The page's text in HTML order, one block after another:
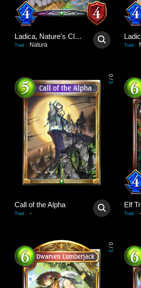
Ladica, Nature's Claws
Trait : Natura Trait :
0
/
3
Call of the Alpha
Trait : -
Elf
Trait : -
0
/
3